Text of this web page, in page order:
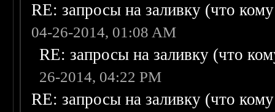
RE: запросы на заливку (что
04-26-2014, 01:08 AM
RE: запросы на заливку (что
26-2014, 04:22 PM
RE: запросы на заливку (что